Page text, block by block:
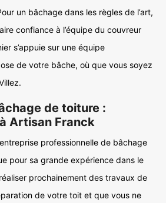
un bâchage dans les règles de l’art,
confiance à l’équipe du couvreur
s’appuie sur une équipe
de votre bâche, où que vous soyez
de toiture :
Artisan Franck
professionnelle de bâchage
pour sa grande expérience dans le
prochainement des travaux de
de votre toit et que vous ne